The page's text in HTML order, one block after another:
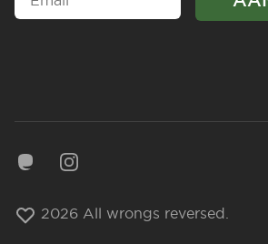
MastodonInstagram
2026 All wrongs reversed.